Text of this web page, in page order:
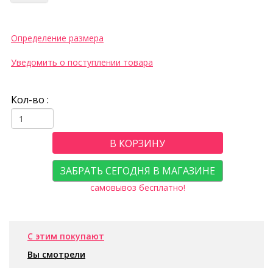
Определение размера
Уведомить о поступлении товара
Кол-во :
В КОРЗИНУ
ЗАБРАТЬ СЕГОДНЯ В МАГАЗИНЕ
самовывоз бесплатно!
С этим покупают
Вы смотрели